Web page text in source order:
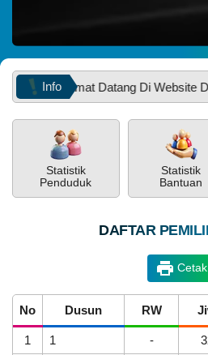
PEMERINTAH
POPULASI
WILAYAH
DAFTAR PEMILIH
Info
Selamat Datang Di Website
Statistik
Penduduk
Statistik
Bantuan
DAFTAR
Cetak
No Dusun RW
1 1 -
OpenSID Pemkab
Rp
661.724.994,00
Realisasi
RP
301.225.533,00